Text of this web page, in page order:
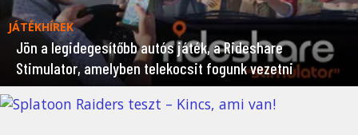
JÁTÉKHÍREK
Jön a legidegesítőbb autós játék, a Rideshare
Stimulator, amelyben telekocsit fogunk vezetni